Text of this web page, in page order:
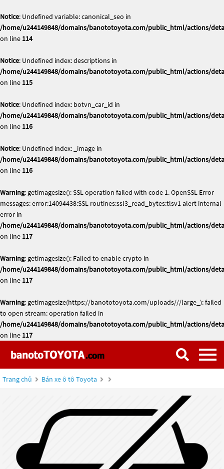
Notice: Undefined variable: canonical_seo in
/home/u244149848/domains/banototoyota.com/public_html/actions/
on line 114
Notice: Undefined index: descriptions in
/home/u244149848/domains/banototoyota.com/public_html/actions/
on line 115
Notice: Undefined index: botvn_car_id in
/home/u244149848/domains/banototoyota.com/public_html/actions/
on line 116
Notice: Undefined index: _image in
/home/u244149848/domains/banototoyota.com/public_html/actions/
on line 116
Warning: getimagesize(): SSL operation failed with code 1. OpenSSL Error
messages: error:14094438:SSL routines:ssl3_read_bytes:tlsv1 alert internal
error in
/home/u244149848/domains/banototoyota.com/public_html/actions/
on line 117
Warning: getimagesize(): Failed to enable crypto in
/home/u244149848/domains/banototoyota.com/public_html/actions/
on line 117
Warning: getimagesize(https://banototoyota.com/uploads///large_): failed
to open stream: operation failed in
/home/u244149848/domains/banototoyota.com/public_html/actions/
on line 117
Trang chủ Bán xe ô tô Toyota